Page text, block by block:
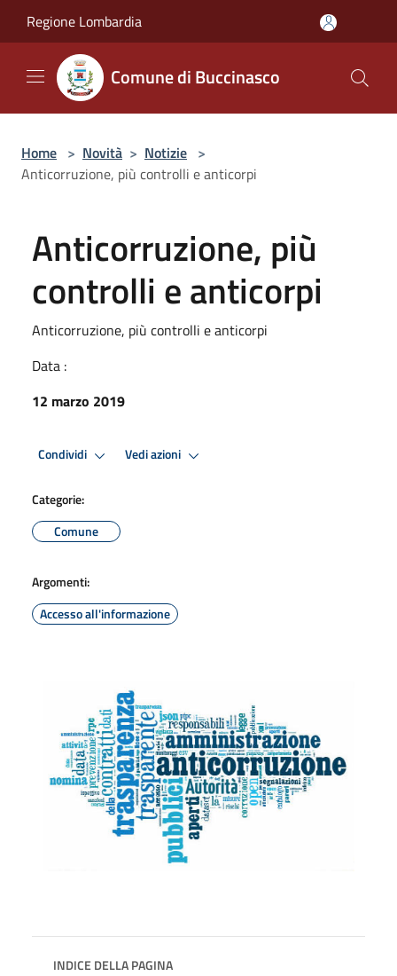
Regione Lombardia
Comune di Buccinasco
Home > Novità > Notizie >
Anticorruzione, più controlli e anticorpi
Anticorruzione, più
controlli e anticorpi
Anticorruzione, più controlli e anticorpi
Data :
12 marzo 2019
Condividi Vedi azioni
Categorie:
Comune
Argomenti:
Accesso all'informazione
INDICE DELLA PAGINA